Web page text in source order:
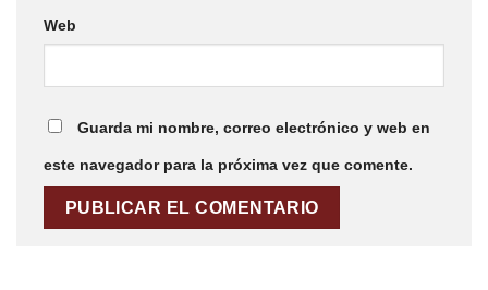
Web
Guarda mi nombre, correo electrónico y web en
este navegador para la próxima vez que comente.